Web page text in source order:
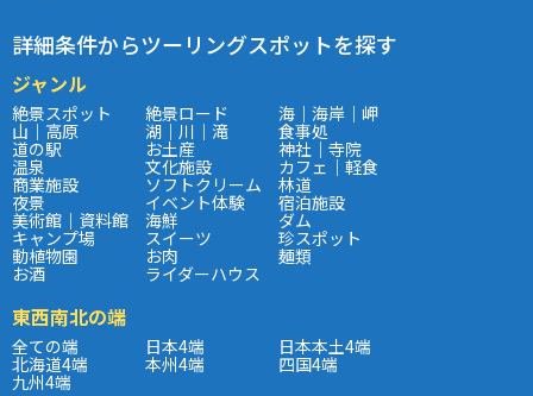
詳細条件からツーリングスポットを探す
ジャンル
絶景スポット 絶景ロード 海｜海岸｜岬
山｜高原 湖｜川｜滝 食事処
道の駅 お土産 神社｜寺院
温泉 文化施設 カフェ｜軽食
商業施設 ソフトクリーム 林道
夜景 イベント体験 宿泊施設
美術館｜資料館 海鮮 ダム
キャンプ場 スイーツ 珍スポット
動植物園 お肉 麺類
お酒 ライダーハウス
東西南北の端
全ての端 日本4端 日本本土4端
北海道4端 本州4端 四国4端
九州4端